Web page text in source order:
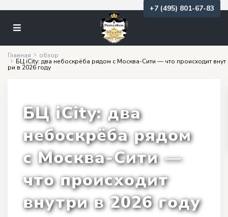
+7 (495) 801-67-83
Главная обзор
БЦ iCity: два небоскрёба рядом с Москва-Сити — что происходит внут
ри в 2026 году
БЦ iCity: два
небоскрёба рядом
с Москва-Сити —
что происходит
внутри в 2026 году